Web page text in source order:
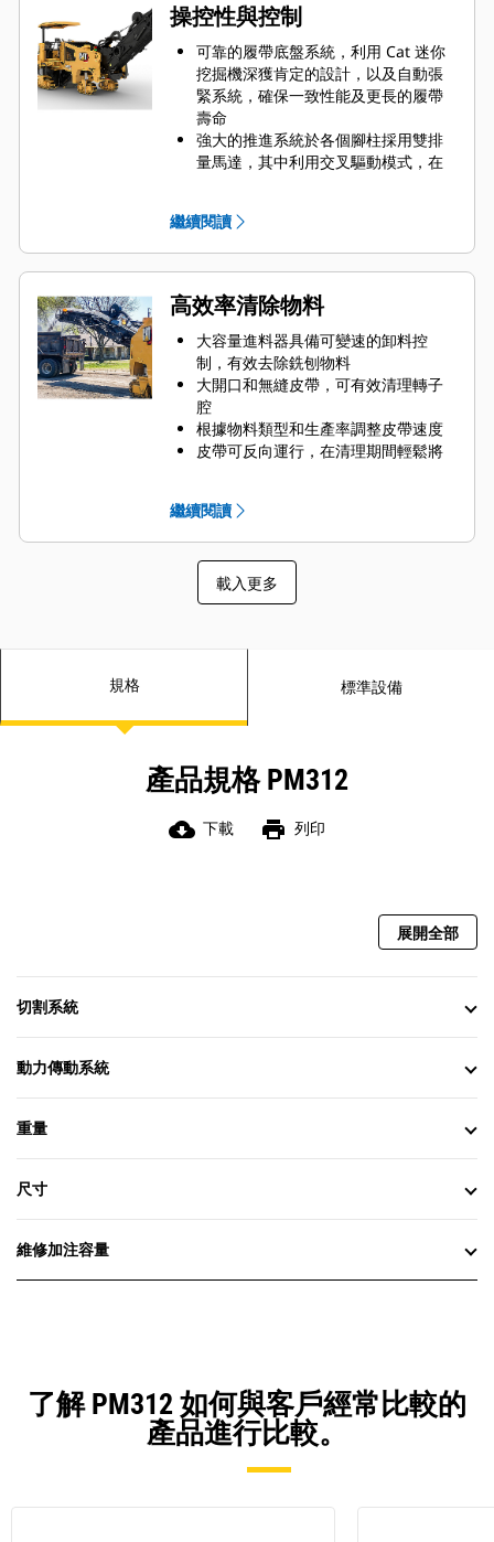
整刨除速度以防止熄火，同時保持高
生產力。
操控性與控制
可靠的履帶底盤系統，利用 Cat 迷你
挖掘機深獲肯定的設計，以及自動張
緊系統，確保一致性能及更長的履帶
壽命
強大的推進系統於各個腳柱採用雙排
量馬達，其中利用交叉驅動模式，在
用中維持一致速度
右後鉸接腳柱可輕鬆擺放到外側，以
提供額外的穩定性和牽引力，或者擺
放到轉子室前方以進行齊平切割
選配壓載套件可用來增加轉子上的重
量，從而在更嚴苛的應用中提高切割
能力
可在作業期間以電子方式切換轉子速
度
繼續閱讀
高效率清除物料
大容量進料器具備可變速的卸料控
制，有效去除銑刨物料
大開口和無縫皮帶，可有效清理轉子
腔
根據物料類型和生產率調整皮帶速度
皮帶可反向運行，在清理期間輕鬆將
進料器可折疊，便於運輸和保養
繼續閱讀
載入更多
規格 標準設備
產品規格 PM312
cloud_download 下載 print 列印
展開全部
切割系統
動力傳動系統
重量
尺寸
維修加注容量
了解 PM312 如何與客戶經常比較的
產品進行比較。